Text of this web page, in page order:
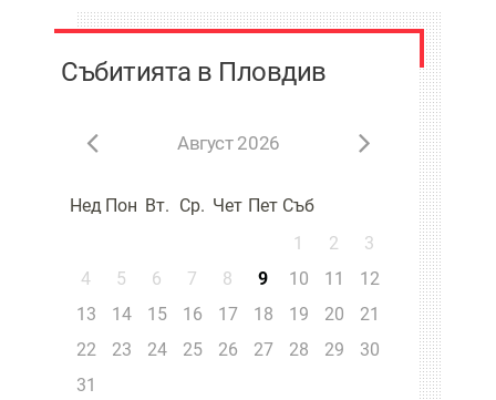
Събитията в Пловдив
Август 2026
Нед Пон Вт. Ср. Чет Пет Съб
1
2
3
4
5 6 7 8 9 10 11
12
13
14 15 16 17 18 19 20
21
22
23 24 25 26 27 28 29
30
31